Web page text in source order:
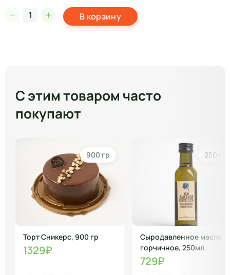
В корзину
С этим товаром часто
покупают
900 гр
Торт Сникерс, 900 гр
1329₽
250 гр
Сыродавленное масло
горчичное, 250мл
729₽